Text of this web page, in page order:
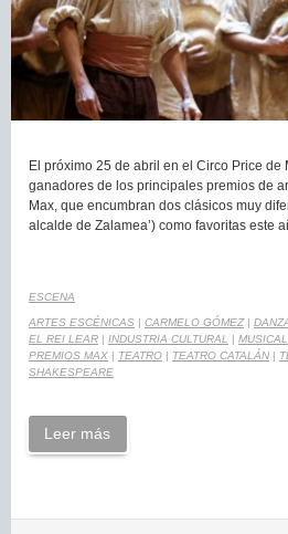
El próximo 25 de abril en el Circo Price de
ganadores de los principales premios de
Max, que encumbran dos clásicos muy
alcalde de Zalamea’) como favoritas este
ESCENA
ARTES ESCÉNICAS CARMELO GÓMEZ|
EL REI LEAR
INDUSTRIA CULTURAL MUSICAL
PREMIOS MAX
TEATRO TEATRO CATALÁN
SHAKESPEARE
Leer más